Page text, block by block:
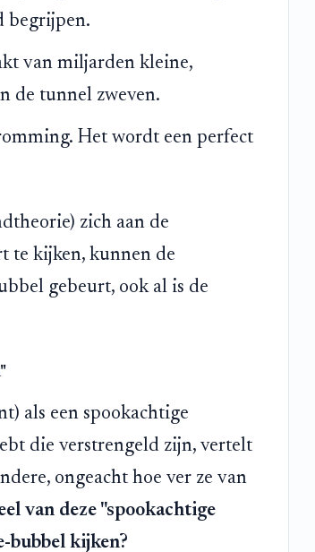
begrijpen.
van miljarden kleine,
de tunnel zweven.
Het wordt een perfect
zich aan de
te kijken, kunnen de
gebeurt, ook al is de
als een spookachtige
die verstrengeld zijn, vertelt
ongeacht hoe ver ze van
van deze "spookachtige
bubbel kijken?